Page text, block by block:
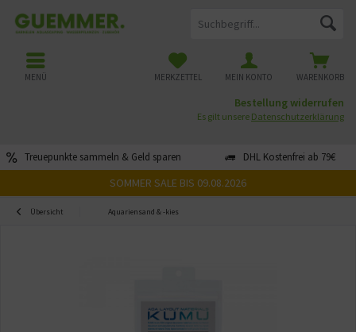
Treuepunkte sammeln & Geld sparen DHL Kostenfrei ab 79€
WARENKORB
MERKZETTEL MEIN KONTO
MENÜ
Bestellung widerrufen
Es gilt unsere Datenschutzerklärung
SOMMER SALE BIS 09.08.2026
Übersicht Aquariensand & -kies